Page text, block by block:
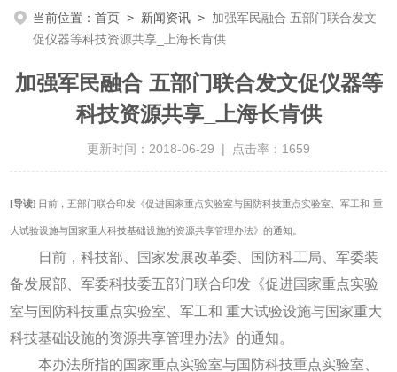
当前位置：首页 > 新闻资讯 > 加强军民融合 五部门联合发文
促仪器等科技资源共享_上海长肯供
加强军民融合 五部门联合发文促仪器等
科技资源共享_上海长肯供
更新时间：2018-06-29 | 点击率：1659
[导读] 日前，五部门联合印发《促进国家重点实验室与国防科技重点实验室、军工和 重
大试验设施与国家重大科技基础设施的资源共享管理办法》的通知。
日前，科技部、国家发展改革委、国防科工局、军委装
备发展部、军委科技委五部门联合印发《促进国家重点实验
室与国防科技重点实验室、军工和 重大试验设施与国家重大
科技基础设施的资源共享管理办法》的通知。
本办法所指的国家重点实验室与国防科技重点实验室、